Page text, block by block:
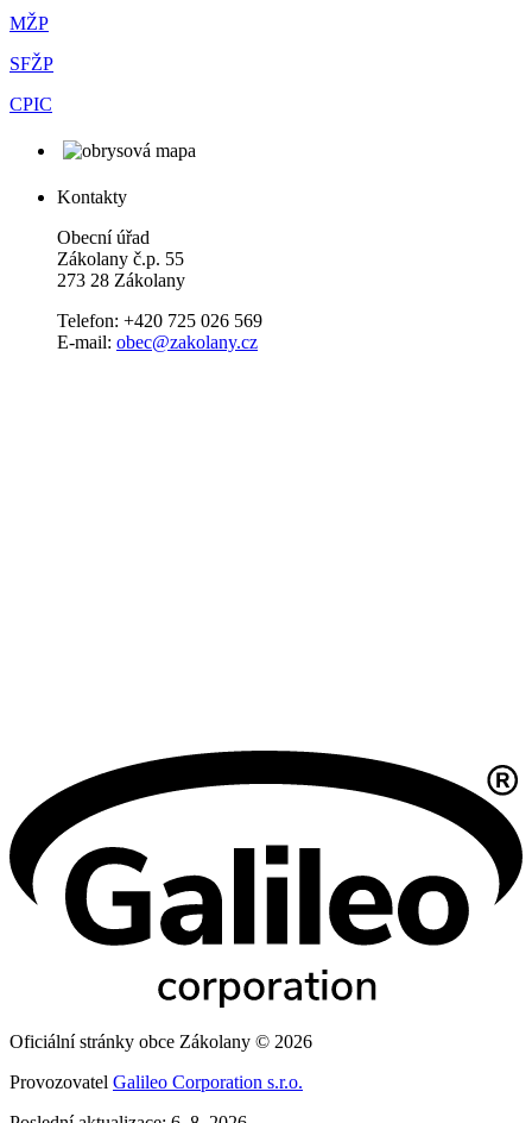
MŽP
SFŽP
CPIC
Kontakty
Obecní úřad
Zákolany č.p. 55
273 28 Zákolany
Telefon: +420 725 026 569
E-mail: obec@zakolany.cz
Oficiální stránky obce Zákolany © 2026
Provozovatel Galileo Corporation s.r.o.